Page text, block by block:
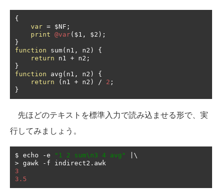
{
var = $NF ;
print @var( $1 , $2 );
}
function sum( n1 , n2 )
{
return n1 + n2 ;
}
function avg ( n1 , n2 )
{
return
( n1 + n2 ) / 2 ;
}
先ほどのテキストを標準入力で読み込ませる形で、実
行してみましょう。
$ echo -e "1 2 sum\n3 4 avg"
> gawk - f indirect2 .
3
3.5